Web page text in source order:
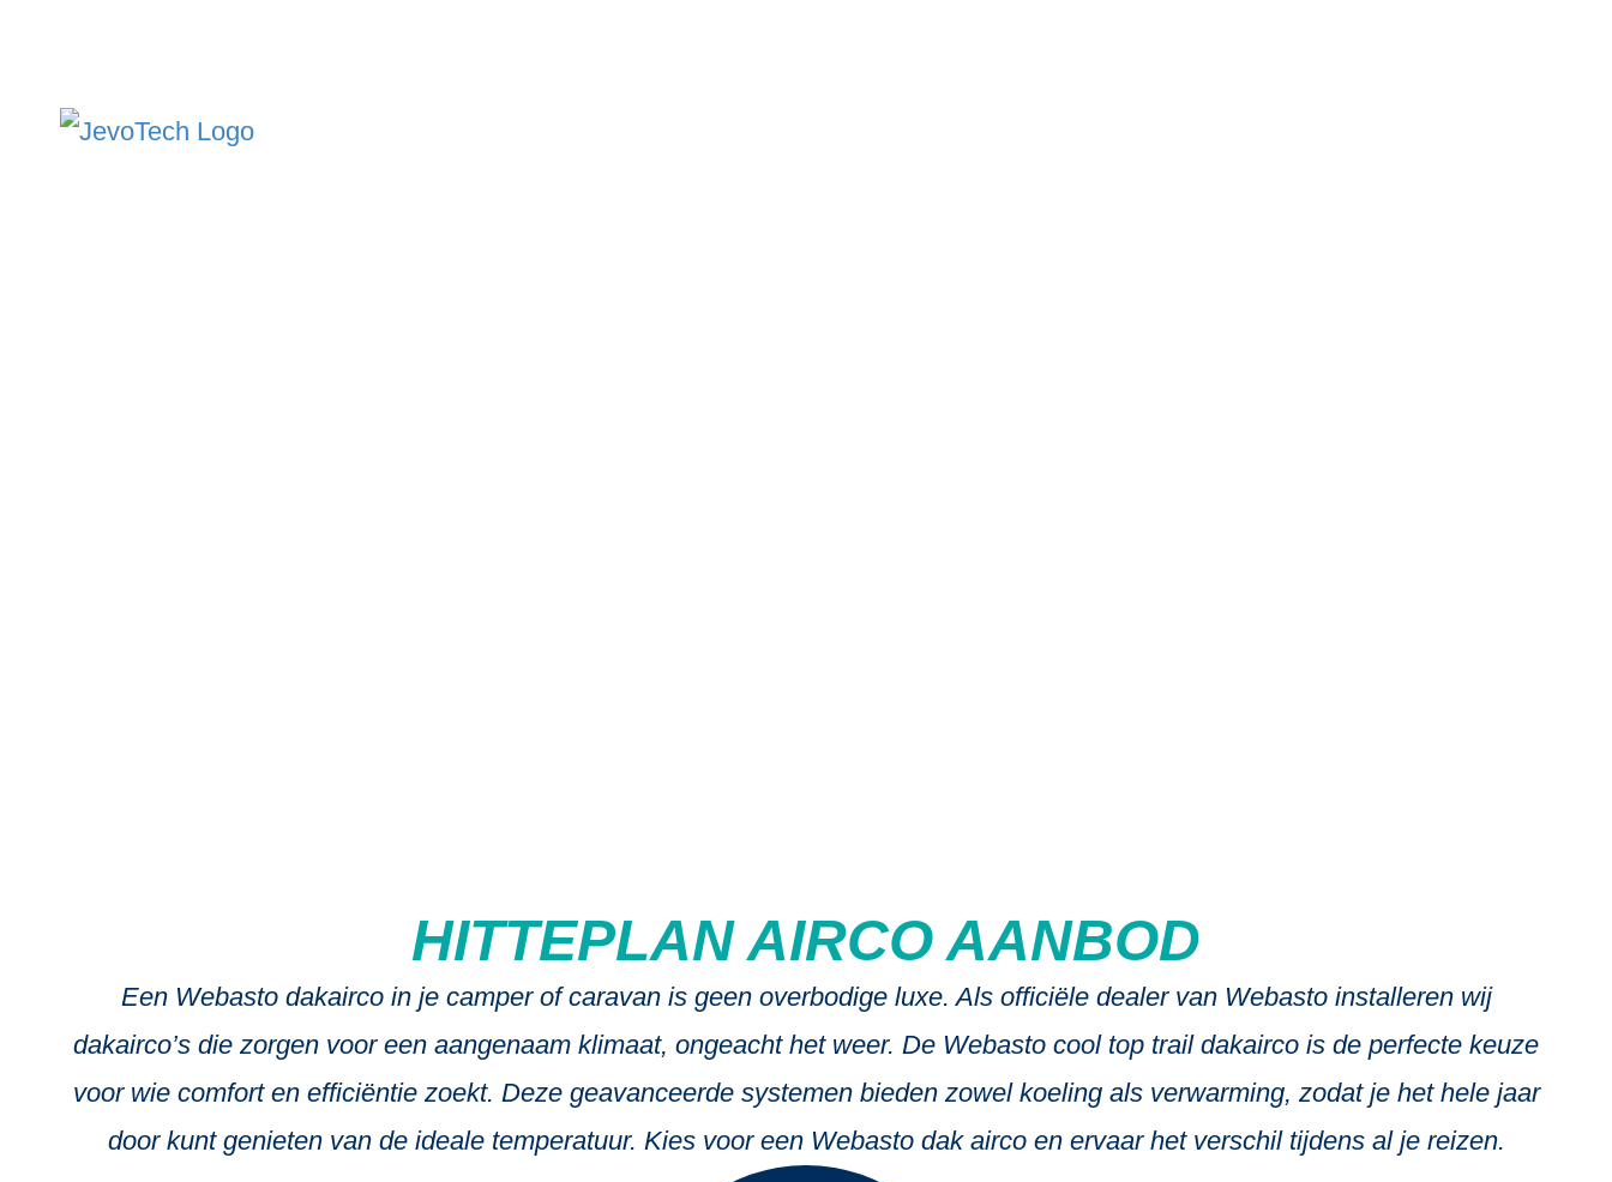
HITTEPLAN AIRCO AANBOD
Een Webasto dakairco in je camper of caravan is geen overbodige luxe. Als officiële dealer van Webasto installeren wij
dakairco’s die zorgen voor een aangenaam klimaat, ongeacht het weer. De Webasto cool top trail dakairco is de perfecte keuze
voor wie comfort en efficiëntie zoekt. Deze geavanceerde systemen bieden zowel koeling als verwarming, zodat je het hele jaar
door kunt genieten van de ideale temperatuur. Kies voor een Webasto dak airco en ervaar het verschil tijdens al je reizen.